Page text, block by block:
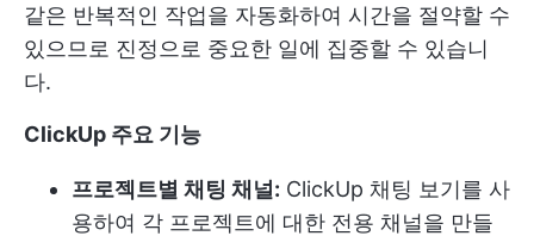
같은 반복적인 작업을 자동화하여 시간을 절약할 수
있으므로 진정으로 중요한 일에 집중할 수 있습니
다.
ClickUp 주요 기능
프로젝트별 채팅 채널: ClickUp 채팅 보기를 사
용하여 각 프로젝트에 대한 전용 채널을 만들